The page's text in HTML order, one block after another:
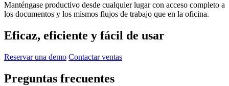
Manténgase productivo desde cualquier lugar con acceso completo a
los documentos y los mismos flujos de trabajo que en la oficina.
Eficaz, eficiente y fácil de usar
Reservar una demo Contactar ventas
Preguntas frecuentes